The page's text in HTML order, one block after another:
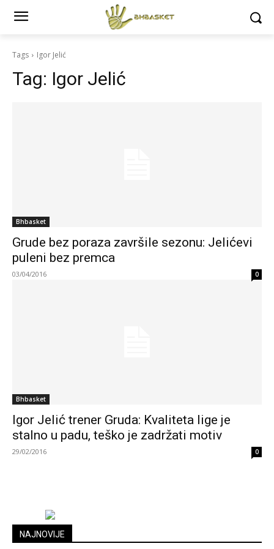
Tags Igor Jelić
Tag: Igor Jelić
Bhbasket
Grude bez poraza završile sezonu: Jelićevi
puleni bez premca
03/04/2016 0
Bhbasket
Igor Jelić trener Gruda: Kvaliteta lige je
stalno u padu, teško je zadržati motiv
29/02/2016 0
NAJNOVIJE